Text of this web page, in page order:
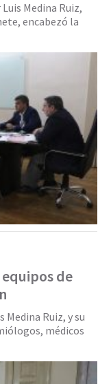
Medina Ruiz,
encabezó la
de
Ruiz, y su
médicos